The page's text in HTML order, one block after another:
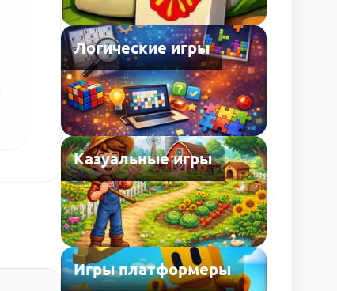
Логические игры
Казуальные игры
Игры платформеры